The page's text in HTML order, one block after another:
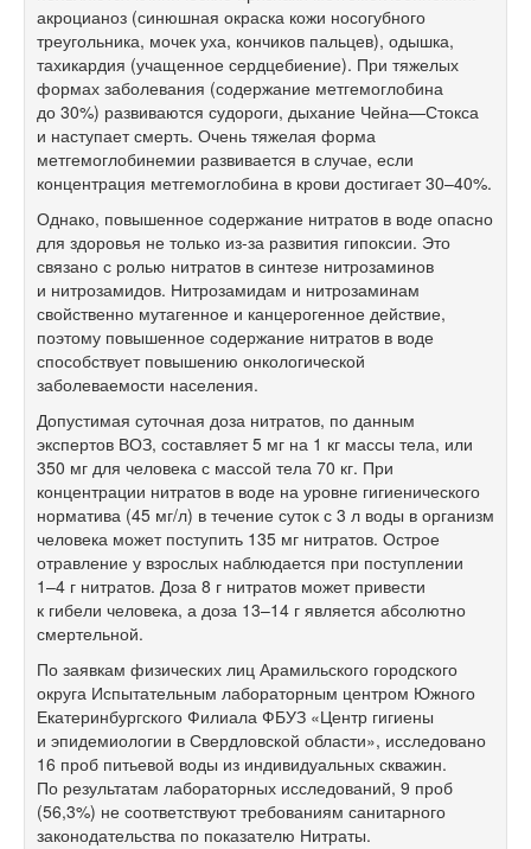
акроцианоз (синюшная окраска кожи носогубного
треугольника, мочек уха, кончиков пальцев), одышка,
тахикардия (учащенное сердцебиение). При тяжелых
формах заболевания (содержание метгемоглобина
до 30%) развиваются судороги, дыхание Чейна—Стокса
и наступает смерть. Очень тяжелая форма
метгемоглобинемии развивается в случае, если
концентрация метгемоглобина в крови достигает30–40%.
Однако, повышенное содержание нитратов в воде опасно
для здоровья не только из-за развития гипоксии. Это
связано с ролью нитратов в синтезе нитрозаминов
и нитрозамидов. Нитрозамидам и нитрозаминам
свойственно мутагенное и канцерогенное действие,
поэтому повышенное содержание нитратов в воде
способствует повышению онкологической
заболеваемости населения.
Допустимая суточная доза нитратов, по данным
экспертов ВОЗ, составляет 5 мг на 1 кг массы тела, или
350 мг для человека с массой тела 70 кг. При
концентрации нитратов в воде на уровне гигиенического
норматива (45 мг/л) в течение суток с 3 л воды в организм
человека может поступить 135 мг нитратов. Острое
отравление у взрослых наблюдается при поступлении
1–4 г нитратов. Доза 8 г нитратов может привести
к гибели человека, а доза 13–14 г является абсолютно
смертельной.
По заявкам физических лиц Арамильского городского
округа Испытательным лабораторным центром Южного
Екатеринбургского Филиала ФБУЗ «Центр гигиены
и эпидемиологии в Свердловской области», исследовано
16 проб питьевой воды из индивидуальных скважин.
По результатам лабораторных исследований, 9 проб
(56,3%) не соответствуют требованиям санитарного
законодательства по показателю Нитраты.